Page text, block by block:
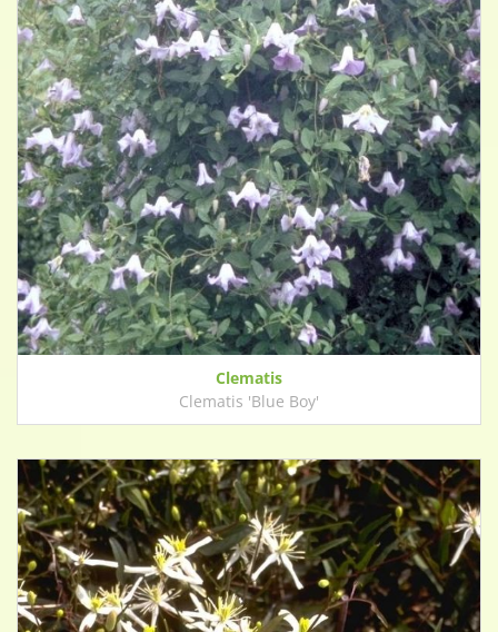
Clematis
Clematis 'Blue Boy'